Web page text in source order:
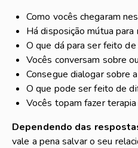
Como vocês chegaram
Há disposição mútua para
O que dá para ser feito
Vocês conversam sobre
Consegue dialogar sobre
O que pode ser feito de
Vocês topam fazer
Dependendo das
vale a pena salvar o seu